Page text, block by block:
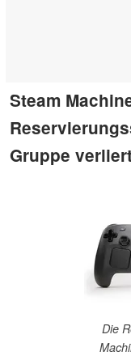
Steam
Gruppe
Die